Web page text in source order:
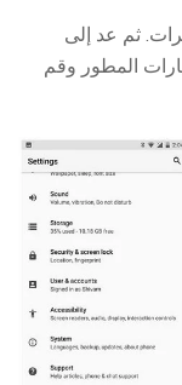
مرات. ثم عد إلى
المطور وقم